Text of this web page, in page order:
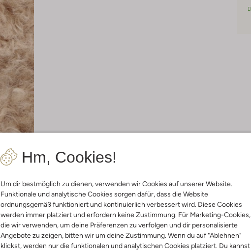
Hm, Cookies!
Um dir bestmöglich zu dienen, verwenden wir Cookies auf unserer Website.
Funktionale und analytische Cookies sorgen dafür, dass die Website
ordnungsgemäß funktioniert und kontinuierlich verbessert wird. Diese Cookies
werden immer platziert und erfordern keine Zustimmung. Für Marketing-Cookies,
die wir verwenden, um deine Präferenzen zu verfolgen und dir personalisierte
Angebote zu zeigen, bitten wir um deine Zustimmung. Wenn du auf "Ablehnen"
klickst, werden nur die funktionalen und analytischen Cookies platziert. Du kannst